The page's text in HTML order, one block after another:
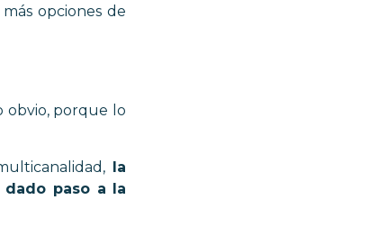
opciones de
obvio, porque lo
la
paso a la